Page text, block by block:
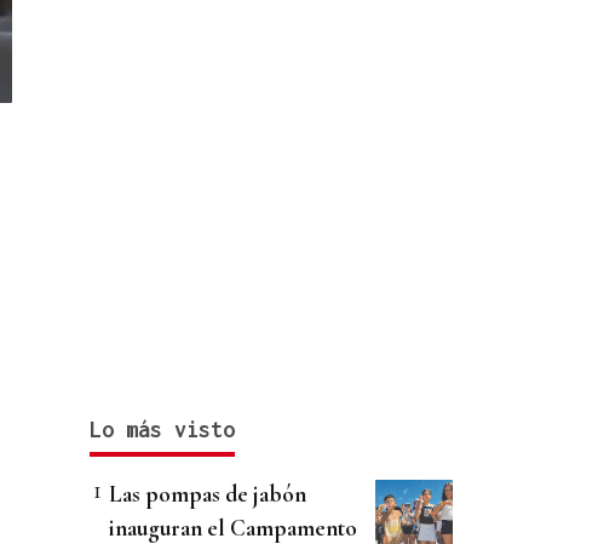
Lo más visto
Las pompas de jabón
inauguran el Campamento